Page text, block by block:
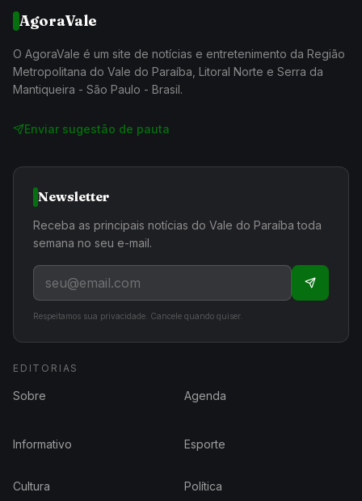
AgoraVale
O AgoraVale é um site de notícias e entretenimento da Região
Metropolitana do Vale do Paraíba, Litoral Norte e Serra da
Mantiqueira - São Paulo - Brasil.
Enviar sugestão de pauta
Newsletter
Receba as principais notícias do Vale do Paraíba toda
semana no seu e-mail.
Respeitamos sua privacidade. Cancele quando quiser.
EDITORIAS
Sobre Agenda
Informativo Esporte
Cultura Política